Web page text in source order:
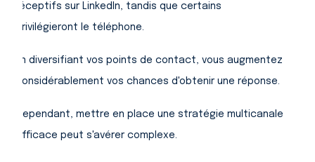
réceptifs sur LinkedIn, tandis que certains
privilégieront le téléphone.
En diversifiant vos points de contact, vous augmentez
considérablement vos chances d'obtenir une réponse.
Cependant, mettre en place une stratégie multicanale
efficace peut s'avérer complexe.